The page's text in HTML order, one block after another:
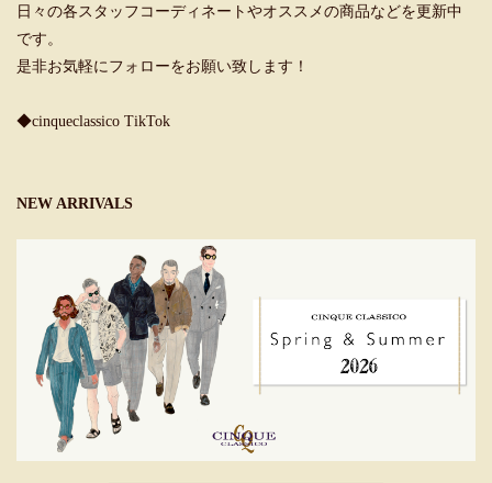
日々の各スタッフコーディネートやオススメの商品などを更新中
です。
是非お気軽にフォローをお願い致します！
◆cinqueclassico TikTok
NEW ARRIVALS